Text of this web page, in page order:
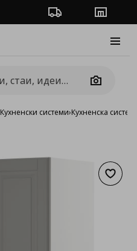
Проследяване на
Camera
Кухненски системи›Кухненска